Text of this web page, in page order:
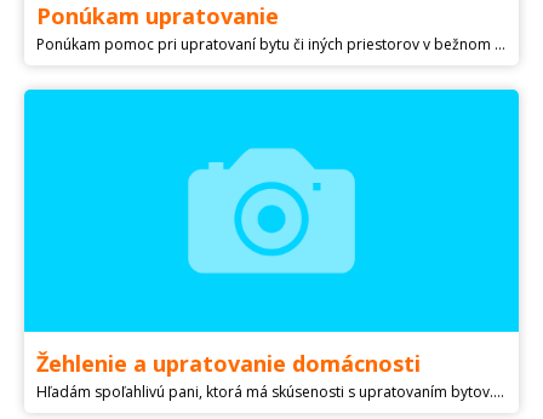
Ponúkam upratovanie
Ponúkam pomoc pri upratovaní bytu či iných priestorov v bežnom rozsahu - vysávanie, umytie podláh, utretie prachu. Umývanie okien, žehlenie, prípadná výpomoc v kuchyni po dohode. kontakt len cez sms.
Žehlenie a upratovanie domácnosti
Hľadám spoľahlivú pani, ktorá má skúsenosti s upratovaním bytov. Jedná sa o upratovanie bytu + žehlenie - 2x týždenne. Hľadám dôveryhodnú a slušnú osobu ktorá má záujem o prácu alebo si privyrobiť popri zamestnaní. Bližsie info poskytnem po telefóne.